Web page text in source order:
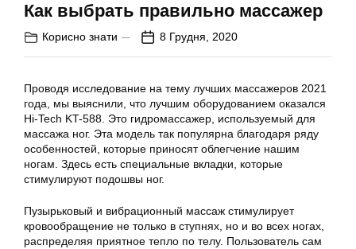
Как выбрать правильно массажер
Корисно знати 8 Грудня, 2020
Проводя исследование на тему лучших массажеров 2021
года, мы выяснили, что лучшим оборудованием оказался
Hi-Tech KT-588. Это гидромассажер, используемый для
массажа ног. Эта модель так популярна благодаря ряду
особенностей, которые приносят облегчение нашим
ногам. Здесь есть специальные вкладки, которые
стимулируют подошвы ног.
Пузырьковый и вибрационный массаж стимулирует
кровообращение не только в ступнях, но и во всех ногах,
распределяя приятное тепло по телу. Пользователь сам